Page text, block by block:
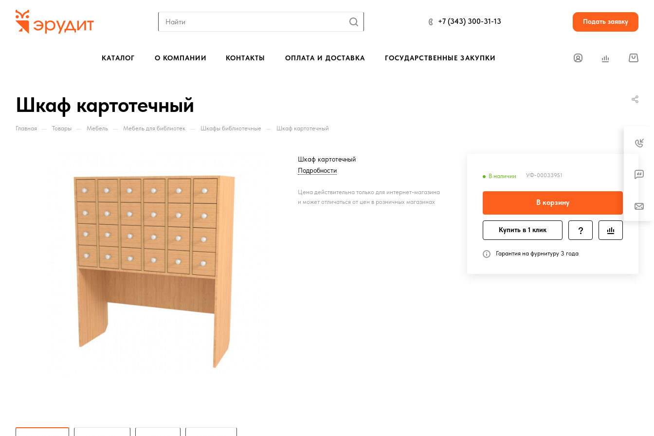
+7 (343) 300-31-13 Подать заявку
КАТАЛОГ О КОМПАНИИ КОНТАКТЫ ОПЛАТА И ДОСТАВКА ГОСУДАРСТВЕННЫЕ ЗАКУПКИ
Шкаф картотечный
Главная — Товары — Мебель — Мебель для библиотек — Шкафы библиотечные — Шкаф картотечный
В наличии УФ-00033951
В корзину
Купить в 1 клик
Гарантия на фурнитуру 3 года
Шкаф картотечный
Подробности
Цена действительна только для интернет-магазина
и может отличаться от цен в розничных магазинах